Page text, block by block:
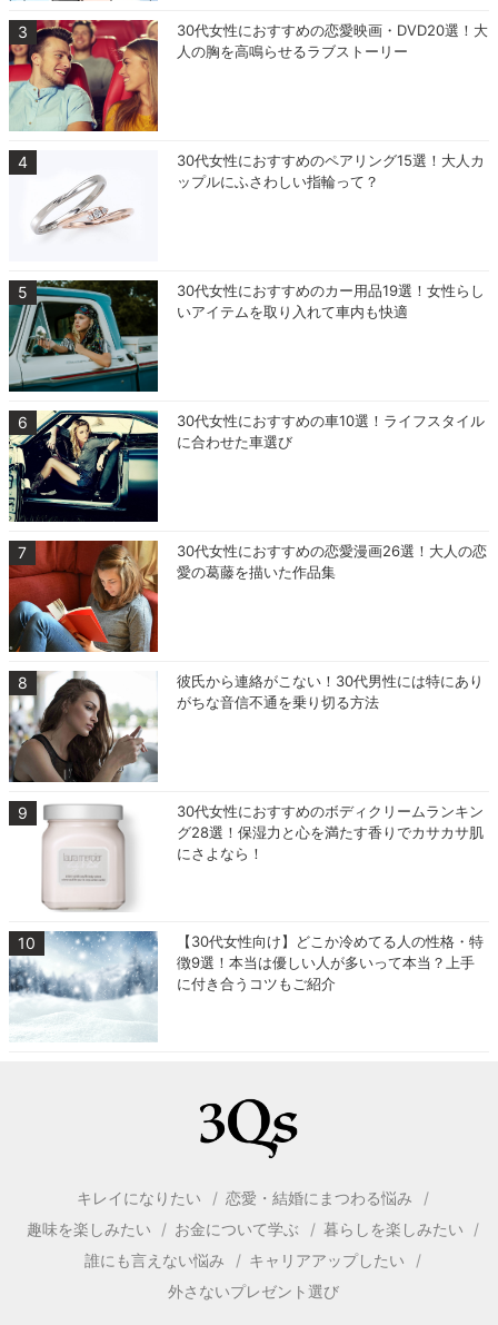
30代女性におすすめの恋愛映画・DVD20選！大
人の胸を高鳴らせるラブストーリー
30代女性におすすめのペアリング15選！大人カ
ップルにふさわしい指輪って？
30代女性におすすめのカー用品19選！女性らし
いアイテムを取り入れて車内も快適
30代女性におすすめの車10選！ライフスタイル
に合わせた車選び
30代女性におすすめの恋愛漫画26選！大人の恋
愛の葛藤を描いた作品集
彼氏から連絡がこない！30代男性には特にあり
がちな音信不通を乗り切る方法
30代女性におすすめのボディクリームランキン
グ28選！保湿力と心を満たす香りでカサカサ肌
にさよなら！
【30代女性向け】どこか冷めてる人の性格・特
徴9選！本当は優しい人が多いって本当？上手
に付き合うコツもご紹介
キレイになりたい
恋愛・結婚にまつわる悩み
趣味を楽しみたい
お金について学ぶ
暮らしを楽しみたい
誰にも言えない悩み
キャリアアップしたい
外さないプレゼント選び